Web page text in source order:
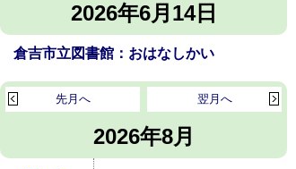
2026年6月14日
倉吉市立図書館：おはなしかい
2026年8月
翌月へ
先月へ